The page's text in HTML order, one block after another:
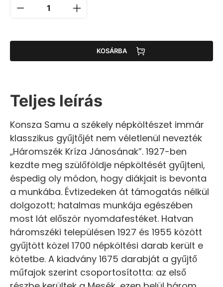
KOSÁRBA
Teljes leírás
Konsza Samu a székely népköltészet immár
klasszikus gyűjtőjét nem véletlenül nevezték
„Háromszék Kríza Jánosának”. 1927-ben
kezdte meg szülőföldje népköltését gyűjteni,
éspedig oly módon, hogy diákjait is bevonta
a munkába. Évtizedeken át támogatás nélkül
dolgozott; hatalmas munkája egészében
most lát először nyomdafestéket. Hatvan
háromszéki településen 1927 és 1955 között
gyűjtött közel 1700 népköltési darab került e
kötetbe. A kiadvány 1675 darabját a gyűjtő
műfajok szerint csoportosította: az első